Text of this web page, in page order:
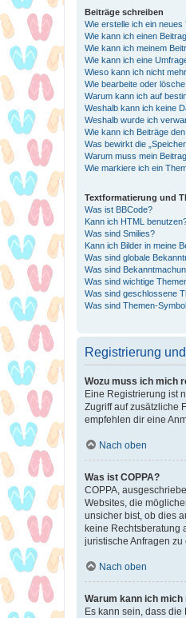
Beiträge schreiben
Wie erstelle ich ein
Wie kann ich einen
Wie kann ich meinem
Wie kann ich eine
Wieso kann ich nicht
Wie bearbeite oder
Warum kann ich auf
Weshalb kann ich keine
Weshalb wurde ich
Wie kann ich Beiträge
Was bewirkt die
Warum muss mein
Wie markiere ich ein
Textformatierung und
Was ist BBCode?
Kann ich HTML
Was sind Smilies?
Kann ich Bilder in meine
Was sind globale
Was sind
Was sind wichtige
Was sind geschlossene
Was sind Themen-
Registrierung
Wozu muss ich mich
Eine Registrierung ist
Zugriff auf zusätzliche
empfehlen dir eine
Nach oben
Was ist COPPA?
COPPA,
Websites, die
unsicher bist, ob dies
keine Rechtsberatung
juristische Anfragen
Nach oben
Warum kann ich
Es kann sein, dass